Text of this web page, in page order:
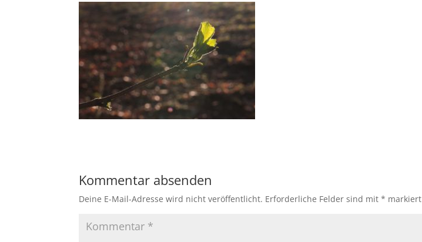
Kommentar absenden
Deine E-Mail-Adresse wird nicht veröffentlicht. Erforderliche Felder sind mit* markiert